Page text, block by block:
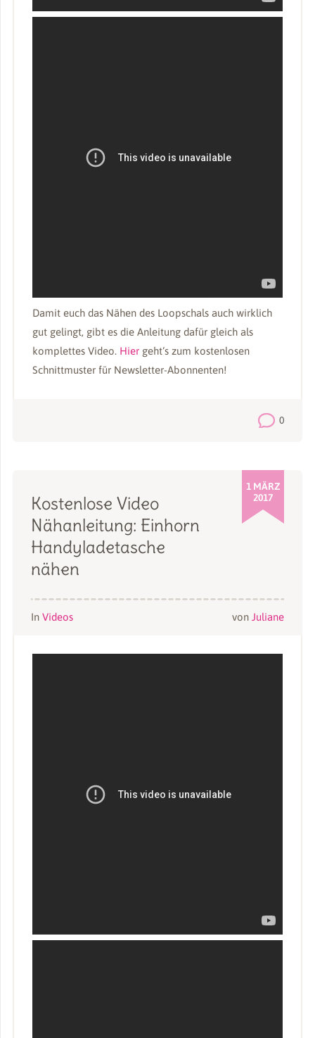
Damit euch das Nähen des Loopschals auch wirklich
gut gelingt, gibt es die Anleitung dafür gleich als
komplettes Video. Hiergeht‘s zum kostenlosen
Schnittmuster für Newsletter-Abonnenten!
0
1 MÄRZ
2017
Kostenlose Video
Nähanleitung: Einhorn
Handyladetasche
nähen
In Videos vonJuliane